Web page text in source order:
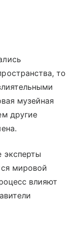
то
музейная
другие
эксперты
мировой
влияют